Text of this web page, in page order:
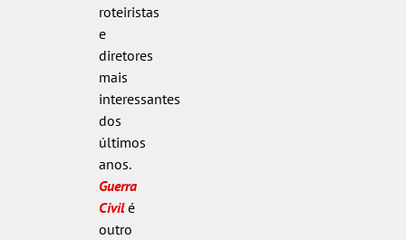
roteiristas
e
diretores
mais
interessantes
dos
últimos
anos.
Guerra
Civilé
outro